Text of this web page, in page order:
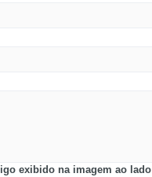
exibido na imagem ao lado